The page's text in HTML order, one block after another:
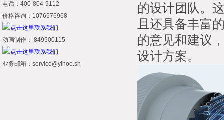
电话：400-804-9112
价格咨询：1076576968
动画制作： 849500115
业务邮箱：service@yihoo.sh
的设计团队。
且还具备丰富
的意见和建议
设计方案。